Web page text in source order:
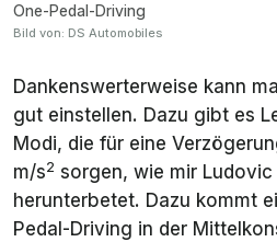
One-Pedal-Driving
Bild von: DS Automobiles
Dankenswerterweise kann
gut einstellen. Dazu gibt es
Modi, die für eine
m/s2 sorgen, wie mir
herunterbetet. Dazu kommt
Pedal-Driving in der